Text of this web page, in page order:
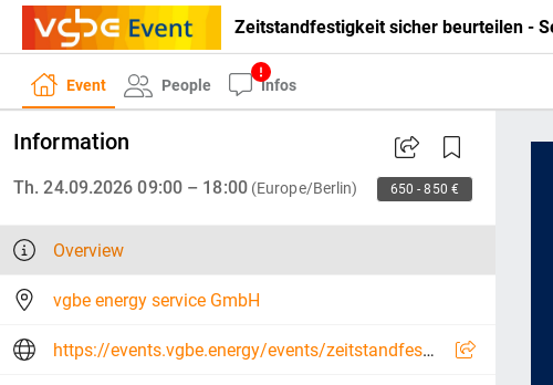
Event People Infos
Information
Th. 24.09.2026 09:00 – 18:00(Europe/Berlin) 650 - 850 €
Overview
vgbe energy service GmbH
https://events.vgbe.energy/events/zeitstandfestigkeit-sicher-beurteilen-praxisworkshop-zur-gefuegeabdrucktechnik-vgbe-517-/30388/H6NAE